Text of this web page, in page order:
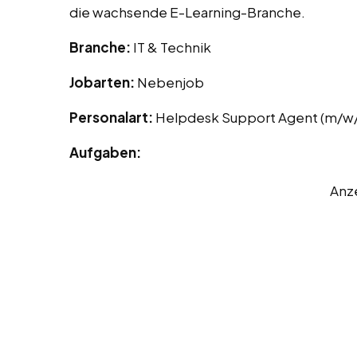
die wachsende E-Learning-Branche.
Branche: IT & Technik
Jobarten: Nebenjob
Personalart: Helpdesk Support Agent (m/
Aufgaben: